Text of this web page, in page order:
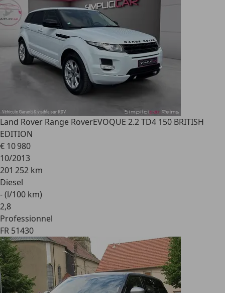
Land Rover Range RoverEVOQUE 2.2 TD4 150 BRITISH
EDITION
€ 10 980
10/2013
201 252 km
Diesel
- (l/100 km)
2,8
Professionnel
FR 51430